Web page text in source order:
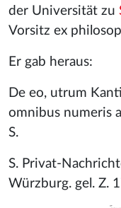
der Universität zu
Vorsitz ex
Er gab heraus:
De eo, utrum
omnibus numeris
S.
S. Privat-
Würzburg. gel. Z.